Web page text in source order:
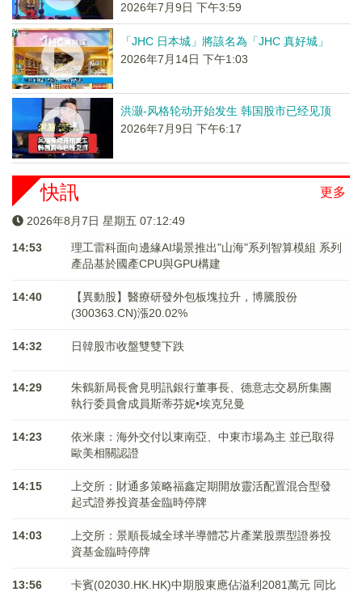
2026年7月9日 下午3:59
「JHC 日本城」將該名為「JHC 真好城」
2026年7月14日 下午1:03
洪灏-风格轮动开始发生 韩国股市已经见顶
2026年7月9日 下午6:17
更多
快訊
2026年8月7日 星期五 07:12:49
14:53
理工雷科面向邊緣AI場景推出"山海"系列智算模組 系列
產品基於國產CPU與GPU構建
14:40
【異動股】醫療研發外包板塊拉升，博騰股份
(300363.CN)漲20.02%
14:32 日韓股市收盤雙雙下跌
14:29
朱鶴新局長會見明訊銀行董事長、德意志交易所集團
執行委員會成員斯蒂芬妮•埃克兒曼
14:23
依米康：海外交付以東南亞、中東市場為主 並已取得
歐美相關認證
14:15
上交所：財通多策略福鑫定期開放靈活配置混合型發
起式證券投資基金臨時停牌
14:03
上交所：景順長城全球半導體芯片產業股票型證券投
資基金臨時停牌
13:56
卡賓(02030.HK.HK)中期股東應佔溢利2081萬元 同比